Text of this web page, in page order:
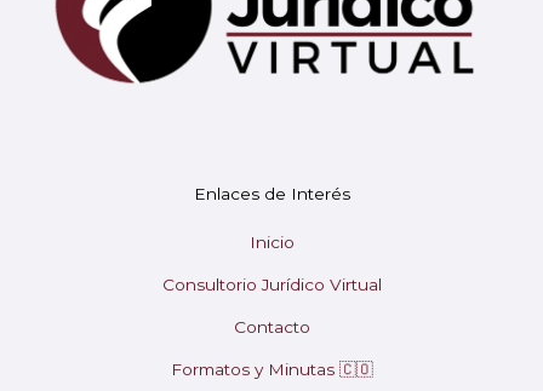
Enlaces de Interés
Inicio
Consultorio Jurídico Virtual
Contacto
Formatos y Minutas 🇨🇴
¡Hola! 👋 Soy Mary tu asistente virtual.